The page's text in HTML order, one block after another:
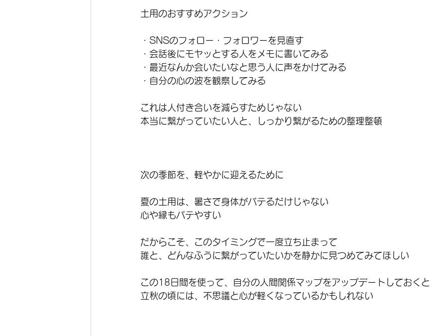
土用のおすすめアクション
・SNSのフォロー・フォロワーを見直す
・会話後にモヤッとする人をメモに書いてみる
・最近なんか会いたいなと思う人に声をかけてみる
・自分の心の波を観察してみる
これは人付き合いを減らすためじゃない
本当に繋がっていたい人と、しっかり繋がるための整理整頓
次の季節を、軽やかに迎えるために
夏の土用は、暑さで身体がバテるだけじゃない
心や縁もバテやすい
だからこそ、このタイミングで一度立ち止まって
誰と、どんなふうに繋がっていたいかを静かに見つめてみてほしい
この18日間を使って、自分の人間関係マップをアップデートしておくと
立秋の頃には、不思議と心が軽くなっているかもしれない